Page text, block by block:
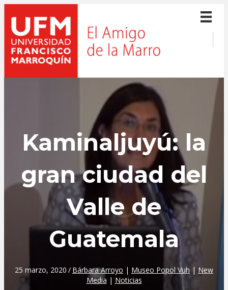
Kaminaljuyú: la
gran ciudad del
Valle de
Guatemala
25 marzo, 2020 / Bárbara Arroyo | Museo Popol Vuh | New
Media | Noticias